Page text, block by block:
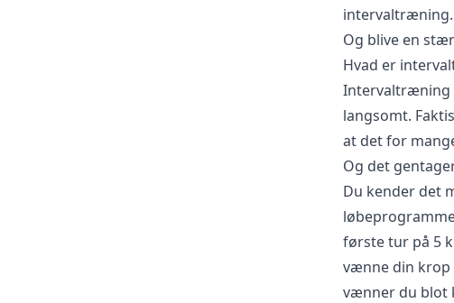
intervaltræning.
Og blive en
Hvad er
Intervaltræning
langsomt.
at det for
Og det
Du kender det
første tur på 5
vænne din krop
vænner du blot